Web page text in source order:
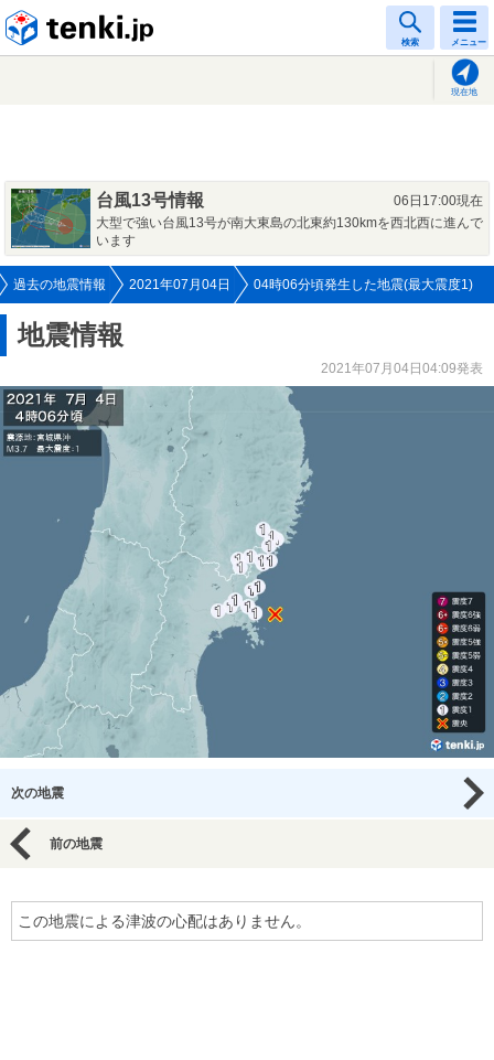
検索 メニュー
現在地
台風13号情報
06日17:00現在
大型で強い台風13号が南大東島の北東約130kmを西北西に進んで
います
過去の地震情報 2021年07月04日 04時06分頃発生した地震(最大震度1)
地震情報
2021年07月04日04:09発表
次の地震
前の地震
この地震による津波の心配はありません。